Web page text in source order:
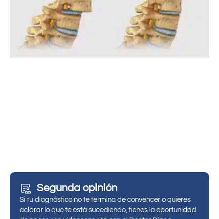
Segunda opinión
Si tu diagnóstico no te termina de convencer o quieres
aclarar lo que te está sucediendo, tienes la oportunidad